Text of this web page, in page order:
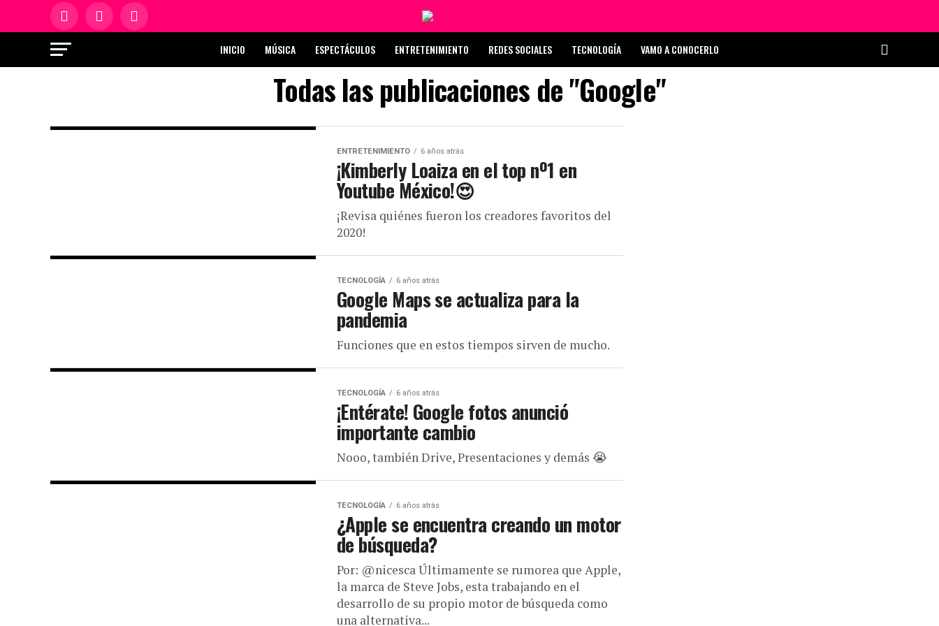
INICIO MÚSICA ESPECTÁCULOS ENTRETENIMIENTO REDES SOCIALES TECNOLOGÍA VAMO A CONOCERLO
Todas las publicaciones de "Google"
ENTRETENIMIENTO 6 años atrás
¡Kimberly Loaiza en el top nº1 en
Youtube México!😍
¡Revisa quiénes fueron los creadores favoritos del
2020!
TECNOLOGÍA 6 años atrás
Google Maps se actualiza para la
pandemia
Funciones que en estos tiempos sirven de mucho.
TECNOLOGÍA 6 años atrás
¡Entérate! Google fotos anunció
importante cambio
Nooo, también Drive, Presentaciones y demás 😭
TECNOLOGÍA 6 años atrás
¿Apple se encuentra creando un motor
de búsqueda?
Por: @nicesca Últimamente se rumorea que Apple,
la marca de Steve Jobs, esta trabajando en el
desarrollo de su propio motor de búsqueda como
una alternativa...